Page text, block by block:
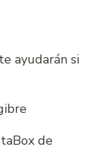
ayudarán si
de